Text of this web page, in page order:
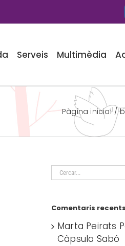
Serveis Multimèdia
Pàgina inicial
Cerca
…
Comentaris recents
Marta Peirats
Càpsula Sabó